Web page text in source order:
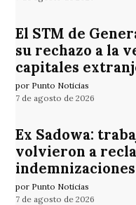
El STM de
su rechazo a la
capitales
por Punto Noticias
7 de agosto de 2026
Ex Sadowa:
volvieron a
por Punto Noticias
7 de agosto de 2026